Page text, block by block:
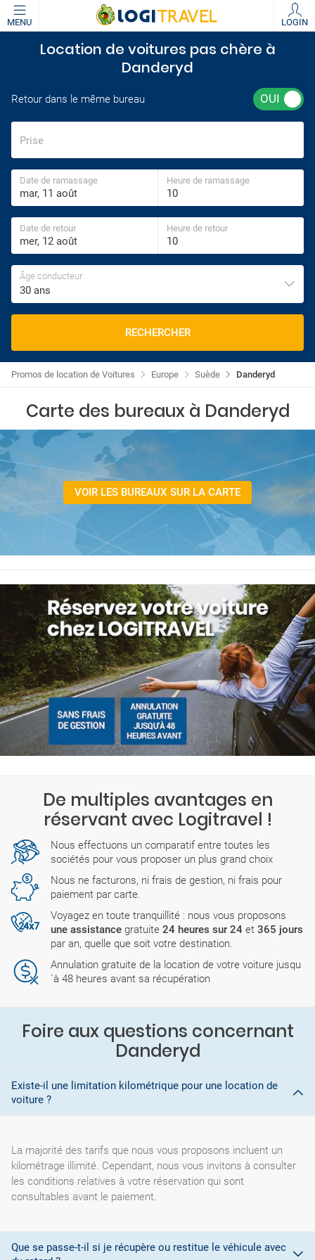
MENU LOGIN
Location de voitures pas chère à
Danderyd
Retour dans le même bureau
Prise
Date de ramassage Heure de ramassage
Date de retour Heure de retour
Âge conducteur
30 ans
RECHERCHER
Danderyd
Suède
Europe
Promos de location de Voitures
Carte des bureaux à Danderyd
VOIR LES BUREAUX SUR LA CARTE
De multiples avantages en
réservant avec Logitravel !
Nous effectuons un comparatif entre toutes les
sociétés pour vous proposer un plus grand choix
Nous ne facturons, ni frais de gestion, ni frais pour
paiement par carte.
Voyagez en toute tranquillité : nous vous proposons
une assistance gratuite 24 heures sur 24 et 365 jours
par an, quelle que soit votre destination.
Annulation gratuite de la location de votre voiture jusqu
´à 48 heures avant sa récupération
Foire aux questions concernant
Danderyd
Existe-il une limitation kilométrique pour une location de
voiture ?
La majorité des tarifs que nous vous proposons incluent un
kilométrage illimité. Cependant, nous vous invitons à consulter
les conditions relatives à votre réservation qui sont
consultables avant le paiement.
Que se passe-t-il si je récupère ou restitue le véhicule avec